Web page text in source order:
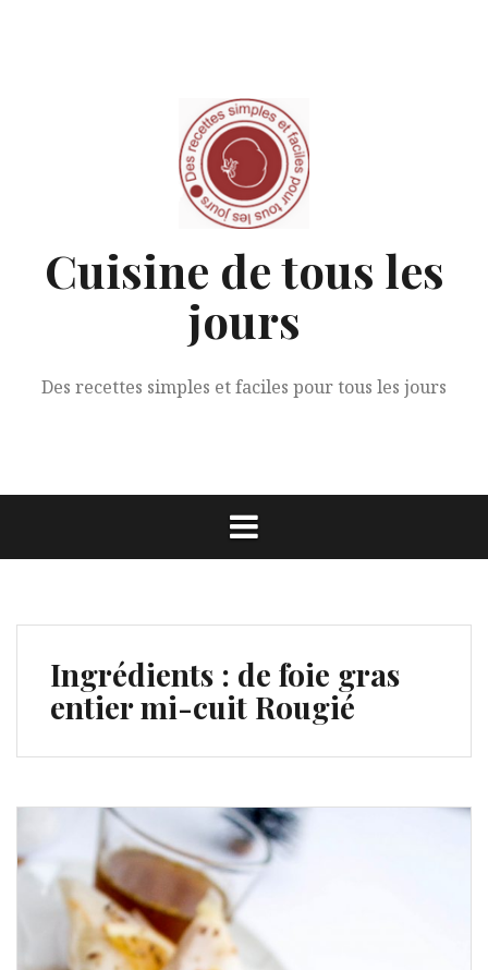
Cuisine de tous les
jours
Des recettes simples et faciles pour tous les jours
Ingrédients : de foie gras
entier mi-cuit Rougié